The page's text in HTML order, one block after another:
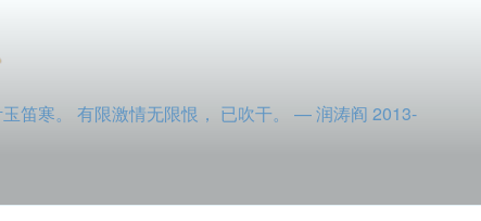
笛寒。 有限激情无限恨， 已吹干。 — 润涛阎 2013-